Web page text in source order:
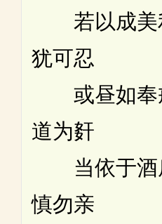
若以成
犹可忍
或昼如
道为姧
当依于
慎勿亲